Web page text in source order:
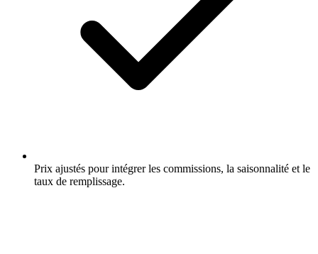
Prix ajustés pour intégrer les commissions, la saisonnalité et le
taux de remplissage.